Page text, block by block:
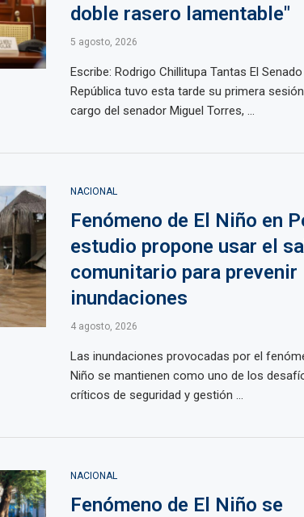
doble rasero lamentable"
5 agosto, 2026
Escribe: Rodrigo Chillitupa Tantas El
República tuvo esta tarde su primera
cargo del senador Miguel Torres, ...
NACIONAL
Fenómeno de El Niño en
estudio propone usar el
comunitario para prevenir
inundaciones
4 agosto, 2026
Las inundaciones provocadas por el
Niño se mantienen como uno de los
críticos de seguridad y gestión ...
NACIONAL
Fenómeno de El Niño se